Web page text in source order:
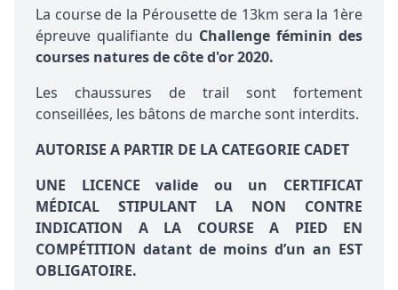
La course de la Pérousette de 13km sera la 1ère
épreuve qualifiante du Challenge féminin des
courses natures de côte d'or 2020.
Les chaussures de trail sont fortement
conseillées, les bâtons de marche sont interdits.
AUTORISE A PARTIR DE LA CATEGORIE CADET
UNE LICENCE valide ou un CERTIFICAT
MÉDICAL STIPULANT LA NON CONTRE
INDICATION A LA COURSE A PIED EN
COMPÉTITION datant de moins d’un an EST
OBLIGATOIRE.